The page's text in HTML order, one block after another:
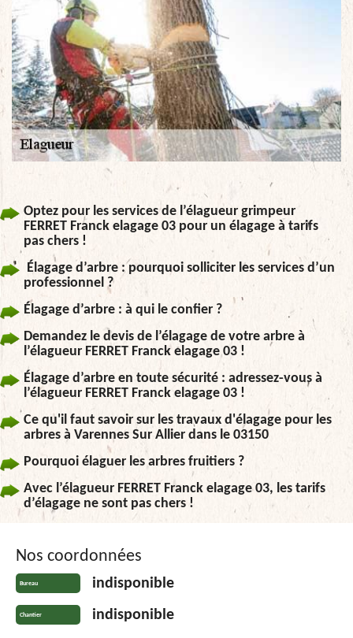
Optez pour les services de l’élagueur grimpeur
FERRET Franck elagage 03 pour un élagage à tarifs
pas chers !
Élagage d’arbre : pourquoi solliciter les services d’un
professionnel ?
Élagage d’arbre : à qui le confier ?
Demandez le devis de l’élagage de votre arbre à
l’élagueur FERRET Franck elagage 03 !
Élagage d’arbre en toute sécurité : adressez-vous à
l’élagueur FERRET Franck elagage 03 !
Ce qu'il faut savoir sur les travaux d'élagage pour les
arbres à Varennes Sur Allier dans le 03150
Pourquoi élaguer les arbres fruitiers ?
Avec l’élagueur FERRET Franck elagage 03, les tarifs
d’élagage ne sont pas chers !
Nos coordonnées
Bureau indisponible
Chantier indisponible